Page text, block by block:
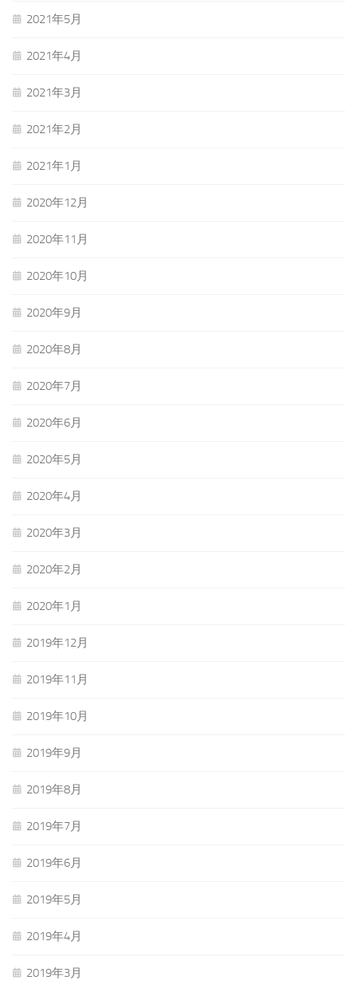
2021年5月
2021年4月
2021年3月
2021年2月
2021年1月
2020年12月
2020年11月
2020年10月
2020年9月
2020年8月
2020年7月
2020年6月
2020年5月
2020年4月
2020年3月
2020年2月
2020年1月
2019年12月
2019年11月
2019年10月
2019年9月
2019年8月
2019年7月
2019年6月
2019年5月
2019年4月
2019年3月